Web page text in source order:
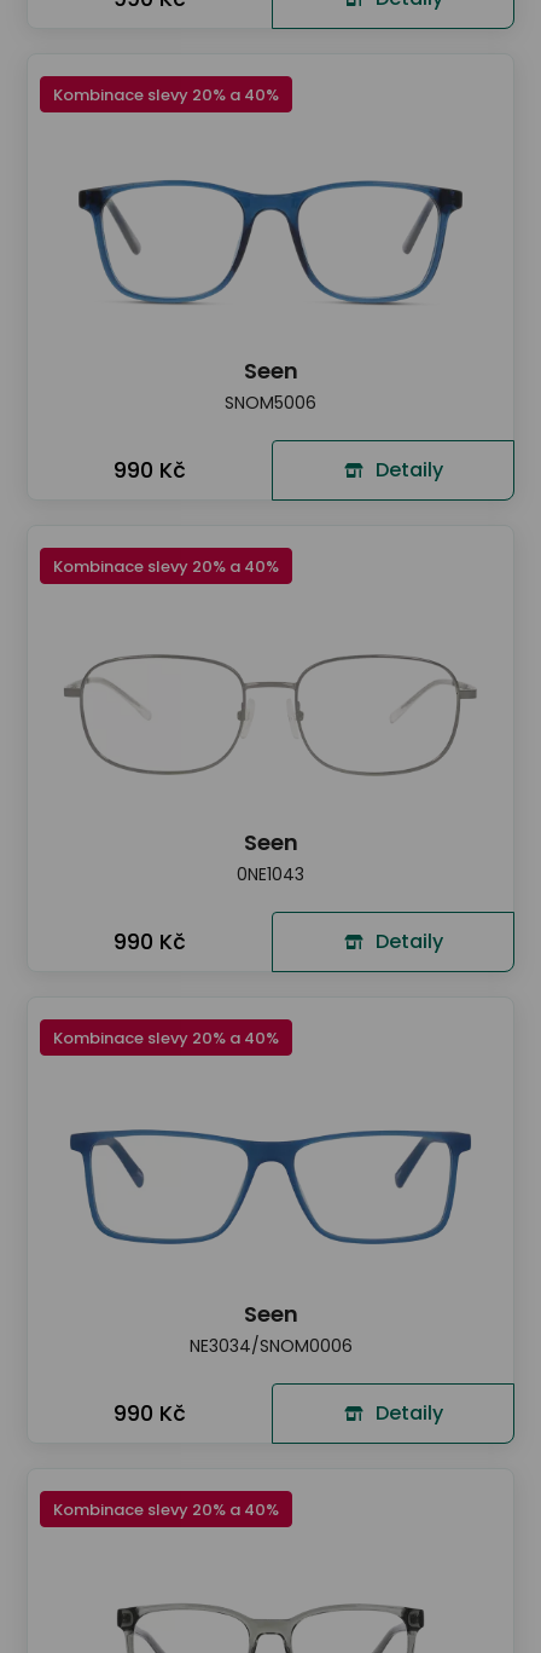
Kombinace slevy 20% a 40%
Seen
SNOM5006
990 Kč Detaily
Kombinace slevy 20% a 40%
Seen
0NE1043
990 Kč Detaily
Kombinace slevy 20% a 40%
Seen
NE3034/SNOM0006
990 Kč Detaily
Kombinace slevy 20% a 40%